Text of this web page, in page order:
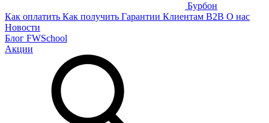
Бурбон
Как оплатить Как получить Гарантии Клиентам B2B О нас
Новости
Блог FWSchool
Акции